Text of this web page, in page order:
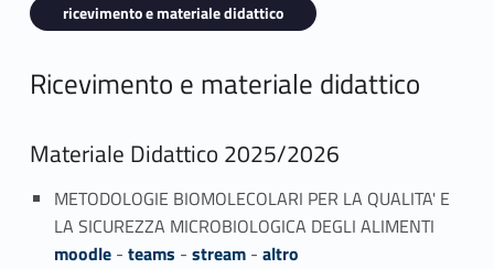
ricevimento e materiale didattico
Ricevimento e materiale didattico
Materiale Didattico 2025/2026
METODOLOGIE BIOMOLECOLARI PER LA QUALITA' E
LA SICUREZZA MICROBIOLOGICA DEGLI ALIMENTI
moodle- teams - stream- altro